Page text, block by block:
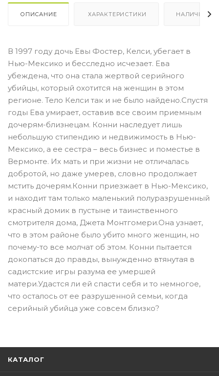
ОПИСАНИЕ ХАРАКТЕРИСТИКИ НАЛИЧИЕ
В 1997 году дочь Евы Фостер, Келси, убегает в
Нью-Мексико и бесследно исчезает. Ева
убеждена, что она стала жертвой серийного
убийцы, который охотится на женщин в этом
регионе. Тело Келси так и не было найдено.Спустя
годы Ева умирает, оставив все своим приемным
дочерям-близнецам. Конни наследует лишь
небольшую стипендию и недвижимость в Нью-
Мексико, а ее сестра – весь бизнес и поместье в
Вермонте. Их мать и при жизни не отличалась
добротой, но даже умерев, словно продолжает
мстить дочерям.Конни приезжает в Нью-Мексико,
и находит там только маленький полуразрушенный
красный домик в пустыне и таинственного
смотрителя дома, Джета Монтгомери.Она узнает,
что в этом районе было убито много женщин, но
почему-то все молчат об этом. Конни пытается
докопаться до правды, вынужденно втянутая в
садистские игры разума ее умершей
матери.Удастся ли ей спасти себя и то немногое,
что осталось от ее разрушенной семьи, когда
серийный убийца уже совсем близко?
КАТАЛОГ